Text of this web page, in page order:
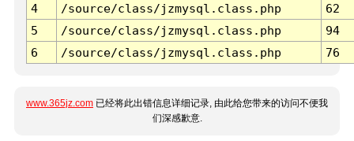
4
/source/class/jzmysql.class.php
62
5
/source/class/jzmysql.class.php
94
6
/source/class/jzmysql.class.php 76
www.365jz.com 已经将此出错信息详细记录, 由此给您带来的访问不便我
们深感歉意.